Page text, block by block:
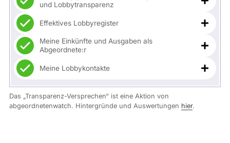
und Lobbytransparenz
Effektives Lobbyregister
Meine Einkünfte und Ausgaben als
Abgeordnete:r
Meine Lobbykontakte
Das „Transparenz-Versprechen“ ist eine Aktion von
abgeordnetenwatch. Hintergründe und Auswertungen hier.